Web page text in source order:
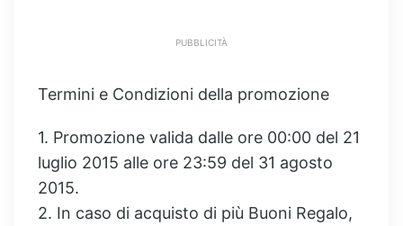
PUBBLICITÀ
Termini e Condizioni della promozione
1. Promozione valida dalle ore 00:00 del 21
luglio 2015 alle ore 23:59 del 31 agosto
2015.
2. In caso di acquisto di più Buoni Regalo,